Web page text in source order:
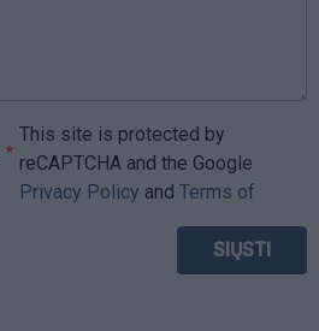
This site is protected by
reCAPTCHA and the Google
Privacy Policy and Terms of